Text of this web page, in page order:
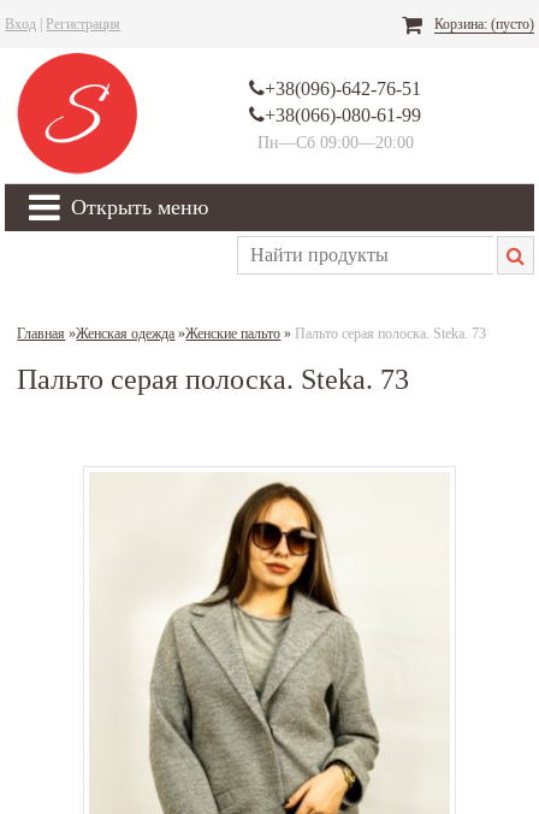
Вход Регистрация Корзина: (пусто)
+38(096)-642-76-51
+38(066)-080-61-99
Пн—Сб 09:00—20:00
Открыть меню
Главная »Женская одежда »Женские пальто » Пальто серая полоска. Steka. 73
Пальто серая полоска. Steka. 73